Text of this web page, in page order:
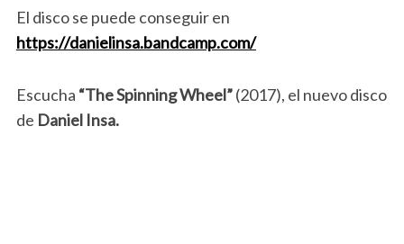
El disco se puede conseguir en
https://danielinsa.bandcamp.com/
Escucha “The Spinning Wheel”(2017), el nuevo disco
de Daniel Insa.